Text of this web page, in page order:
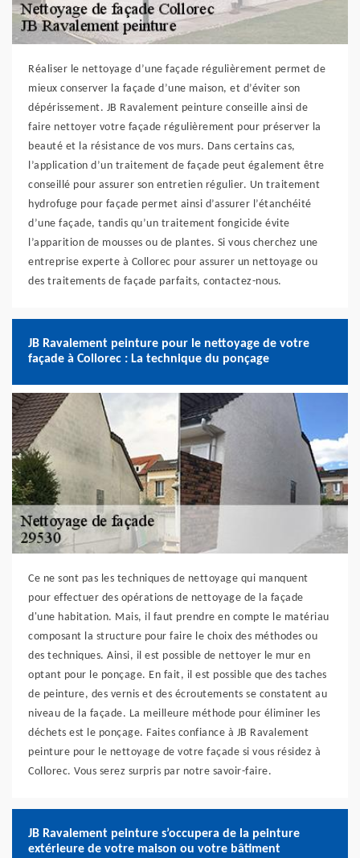
Réaliser le nettoyage d’une façade régulièrement permet de
mieux conserver la façade d’une maison, et d’éviter son
dépérissement. JB Ravalement peinture conseille ainsi de
faire nettoyer votre façade régulièrement pour préserver la
beauté et la résistance de vos murs. Dans certains cas,
l’application d’un traitement de façade peut également être
conseillé pour assurer son entretien régulier. Un traitement
hydrofuge pour façade permet ainsi d’assurer l’étanchéité
d’une façade, tandis qu’un traitement fongicide évite
l’apparition de mousses ou de plantes. Si vous cherchez une
entreprise experte à Collorec pour assurer un nettoyage ou
des traitements de façade parfaits, contactez-nous.
JB Ravalement peinture pour le nettoyage de votre
façade à Collorec : La technique du ponçage
Ce ne sont pas les techniques de nettoyage qui manquent
pour effectuer des opérations de nettoyage de la façade
d'une habitation. Mais, il faut prendre en compte le matériau
composant la structure pour faire le choix des méthodes ou
des techniques. Ainsi, il est possible de nettoyer le mur en
optant pour le ponçage. En fait, il est possible que des taches
de peinture, des vernis et des écroutements se constatent au
niveau de la façade. La meilleure méthode pour éliminer les
déchets est le ponçage. Faites confiance à JB Ravalement
peinture pour le nettoyage de votre façade si vous résidez à
Collorec. Vous serez surpris par notre savoir-faire.
JB Ravalement peinture s’occupera de la peinture
extérieure de votre maison ou votre bâtiment